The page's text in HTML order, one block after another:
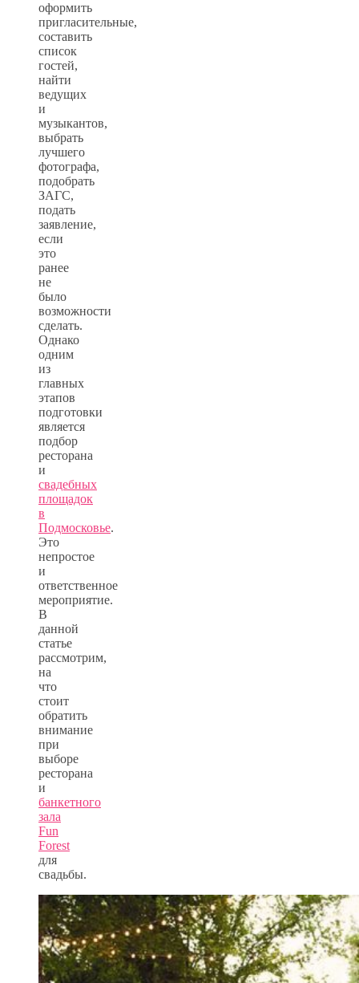
оформить
пригласительные,
составить
список
гостей,
найти
ведущих
и
музыкантов,
выбрать
лучшего
фотографа,
подобрать
ЗАГС,
подать
заявление,
если
это
ранее
не
было
возможности
сделать.
Однако
одним
из
главных
этапов
подготовки
является
подбор
ресторана
и
свадебных
площадок
в
Подмосковье.
Это
непростое
и
ответственное
мероприятие.
В
данной
статье
рассмотрим,
на
что
стоит
обратить
внимание
при
выборе
ресторана
и
банкетного
зала
Fun
Forest
для
свадьбы.